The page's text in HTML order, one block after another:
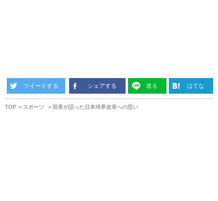
ツイートする シェアする 送る はてな
TOP スポーツ 筒香が語った日本球界改革への思い